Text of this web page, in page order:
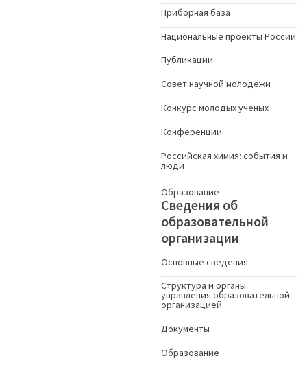
Приборная база
Национальные проекты России
Публикации
Совет научной молодежи
Конкурс молодых ученыx
Конференции
Российская химия: события и
люди
Образование
Сведения об
образовательной
организации
Основные сведения
Структура и органы
управления образовательной
организацией
Документы
Образование